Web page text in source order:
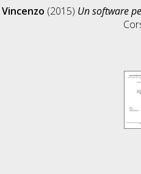
(2015) Un software